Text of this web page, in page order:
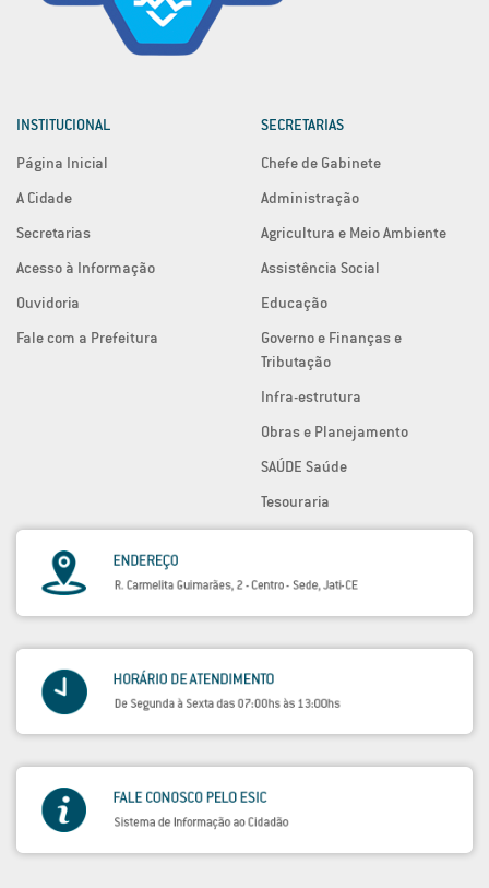
INSTITUCIONAL
Página Inicial
A Cidade
Secretarias
Acesso à Informação
Ouvidoria
Fale com a Prefeitura
SECRETARIAS
Chefe de Gabinete
Administração
Agricultura e Meio Ambiente
Assistência Social
Educação
Governo e Finanças e
Tributação
Infra-estrutura
Obras e Planejamento
SAÚDE Saúde
Tesouraria